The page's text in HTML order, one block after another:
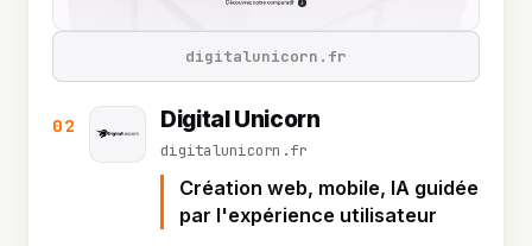
02 Digital Unicorn
digitalunicorn.fr
Création web, mobile, IA guidée
par l'expérience utilisateur
digitalunicorn.fr